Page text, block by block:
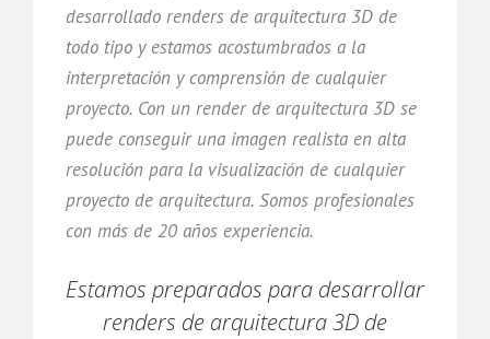
desarrollado renders de arquitectura 3D de
todo tipo y estamos acostumbrados a la
interpretación y comprensión de cualquier
proyecto. Con un render de arquitectura 3D se
puede conseguir una imagen realista en alta
resolución para la visualización de cualquier
proyecto de arquitectura. Somos profesionales
con más de 20 años experiencia.
Estamos preparados para desarrollar
renders de arquitectura 3D de